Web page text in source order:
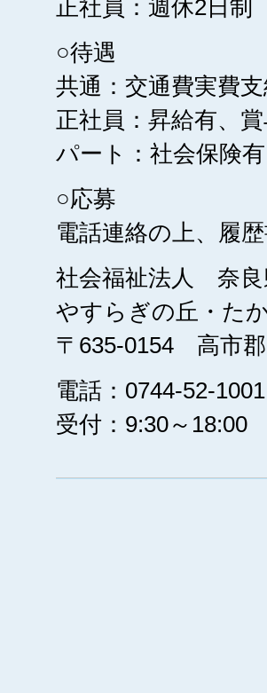
正社員：週休2日
○待遇
共通：交通費実費
正社員：昇給有、
パート：社会保険
○応募
電話連絡の上、履
社会福祉法人 奈良
やすらぎの丘・た
〒635-0154 高市郡
電話：0744-52-
受付：9:30～18:00